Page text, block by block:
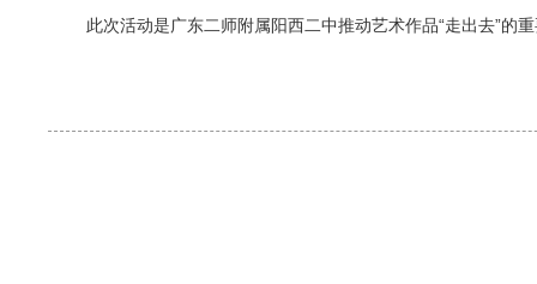
此次活动是广东二师附属阳西二中推动艺术作品“走出去”的